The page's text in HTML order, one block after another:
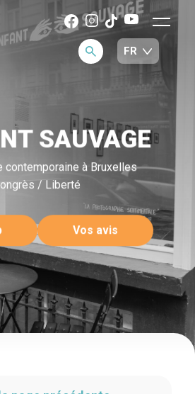
SAUVAGE
contemporaine à Bruxelles
/ Liberté
Vos avis